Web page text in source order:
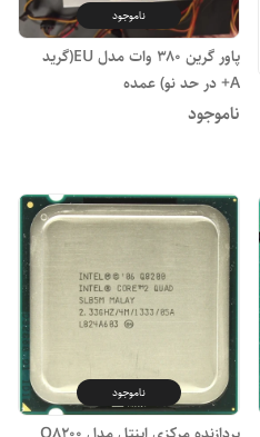
ناموجود
پاور گرین ۳۸۰ وات مدل EU(گرید
A+ در حد نو) عمده
ناموجود
ناموجود